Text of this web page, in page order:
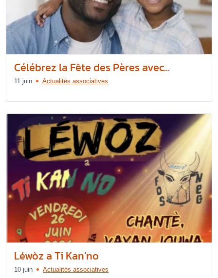
Célébrez la Fête des Pères avec...
11 juin Actualités associatives
Léwòz a Ti Kan’no
10 juin Actualités associatives